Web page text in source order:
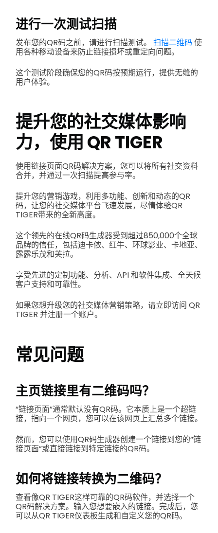
进行一次测试扫描
发布您的QR码之前，请进行扫描测试。 扫描二维码 使
用各种移动设备来防止链接损坏或重定向问题。
这个测试阶段确保您的QR码按预期运行，提供无缝的
用户体验。
提升您的社交媒体影响
力，使用 QR TIGER
使用链接页面QR码解决方案，您可以将所有社交资料
合并，并通过一次扫描提高参与率。
提升您的营销游戏，利用多功能、创新和动态的QR
码，让您的社交媒体平台飞速发展，尽情体验QR
TIGER带来的全新高度。
这个领先的在线QR码生成器受到超过850,000个全球
品牌的信任，包括迪卡侬、红牛、环球影业、卡地亚、
露露乐茂和芙拉。
享受先进的定制功能、分析、API 和软件集成、全天候
客户支持和可靠性。
如果您想升级您的社交媒体营销策略，请立即访问 QR
TIGER 并注册一个账户。
常见问题
主页链接里有二维码吗？
“链接页面”通常默认没有QR码。它本质上是一个超链
接，指向一个网页，您可以在该网页上汇总多个链接。
然而，您可以使用QR码生成器创建一个链接到您的“链
接页面”或直接链接到特定链接的QR码。
如何将链接转换为二维码？
查看像QR TIGER这样可靠的QR码软件，并选择一个
QR码解决方案。输入您想要嵌入的链接。完成后，您
可以从QR TIGER仪表板生成和自定义您的QR码。